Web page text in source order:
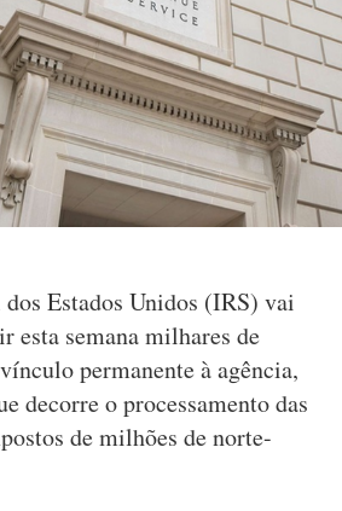
Estados Unidos (IRS) vai
esta semana milhares de
permanente à agência,
decorre o processamento das
de milhões de norte-